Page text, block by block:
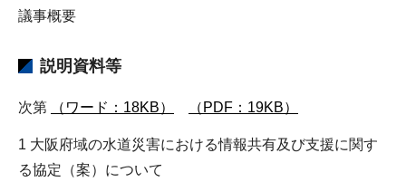
議事概要
説明資料等
次第 （ワード：18KB） （PDF：19KB）
1 大阪府域の水道災害における情報共有及び支援に関す
る協定（案）について